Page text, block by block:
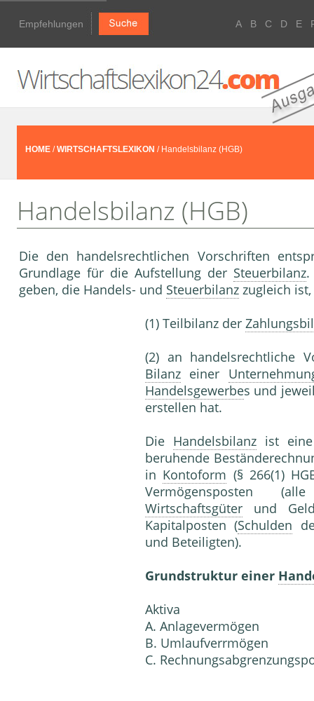
Empfehlungen A B C D E
HOME /WIRTSCHAFTSLEXIKON / Handelsbilanz (HGB)
Handelsbilanz (HGB)
Die den handelsrechtlichen Vorschriften
Grundlage für die Aufstellung der Steuerbilanz.
geben, die Handels- und Steuerbilanz zugleich
(1) Teilbilanz der
(2) an handelsrechtliche
Bilanz einer
Handelsgewerbes und
erstellen hat.
Die Handelsbilanzist eine
beruhende
in Kontoform (§ 266(1)
Vermögensposten
Wirtschaftsgüter und
Kapitalposten (Schulden
und Beteiligten).
Grundstruktur einer
Aktiva
A. Anlagevermögen
B. Umlaufverrmögen
C.